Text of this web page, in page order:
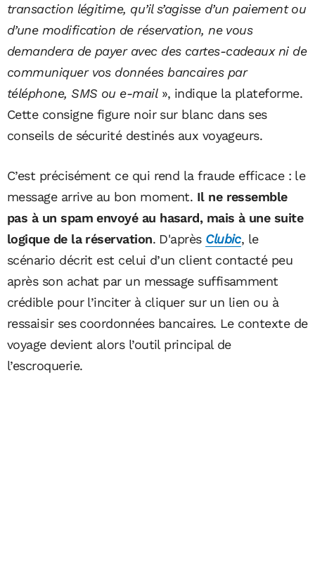
transaction légitime, qu’il s’agisse d’un paiement ou
d’une modification de réservation, ne vous
demandera de payer avec des cartes-cadeaux ni de
communiquer vos données bancaires par
téléphone, SMS ou e-mail», indique la plateforme.
Cette consigne figure noir sur blanc dans ses
conseils de sécurité destinés aux voyageurs.
C’est précisément ce qui rend la fraude efficace : le
message arrive au bon moment. Il ne ressemble
pas à un spam envoyé au hasard, mais à une suite
logique de la réservation. D'après Clubic, le
scénario décrit est celui d’un client contacté peu
après son achat par un message suffisamment
crédible pour l’inciter à cliquer sur un lien ou à
ressaisir ses coordonnées bancaires. Le contexte de
voyage devient alors l’outil principal de
l’escroquerie.